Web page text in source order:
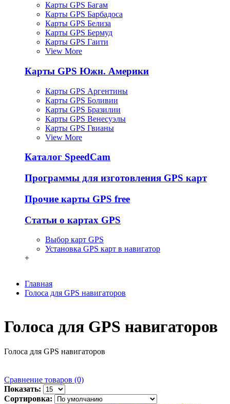
Карты GPS Багам
Карты GPS Барбадоса
Карты GPS Белиза
Карты GPS Бермуд
Карты GPS Гаити
View More
Карты GPS Южн. Америки
Карты GPS Аргентины
Карты GPS Боливии
Карты GPS Бразилии
Карты GPS Венесуэлы
Карты GPS Гвианы
View More
Каталог SpeedCam
Программы для изготовления GPS карт
Прочие карты GPS free
Статьи о картах GPS
Выбор карт GPS
Установка GPS карт в навигатор
+
Главная
Голоса для GPS навигаторов
Голоса для GPS навигаторов
Голоса для GPS навигаторов
Сравнение товаров (0)
Показать:
Сортировка: